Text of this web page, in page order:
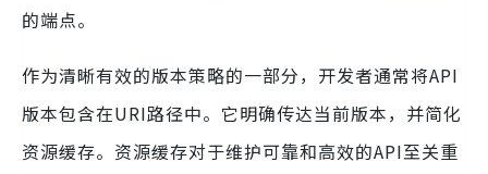
的端点。
作为清晰有效的版本策略的一部分，开发者通常将API
版本包含在URI路径中。它明确传达当前版本，并简化
资源缓存。资源缓存对于维护可靠和高效的API至关重